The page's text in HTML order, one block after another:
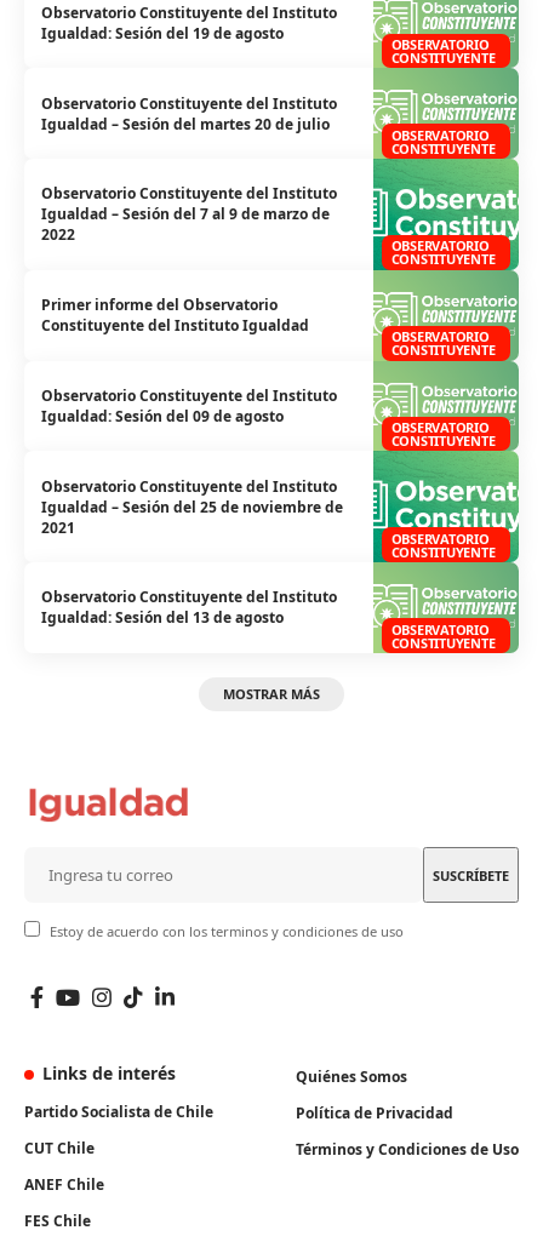
OBSERVATORIO
CONSTITUYENTE
Observatorio Constituyente del Instituto
Igualdad: Sesión del 19 de agosto
OBSERVATORIO
CONSTITUYENTE
Observatorio Constituyente del Instituto
Igualdad – Sesión del martes 20 de julio
OBSERVATORIO
CONSTITUYENTE
Observatorio Constituyente del Instituto
Igualdad – Sesión del 7 al 9 de marzo de
2022
OBSERVATORIO
CONSTITUYENTE
Primer informe del Observatorio
Constituyente del Instituto Igualdad
OBSERVATORIO
CONSTITUYENTE
Observatorio Constituyente del Instituto
Igualdad: Sesión del 09 de agosto
OBSERVATORIO
CONSTITUYENTE
Observatorio Constituyente del Instituto
Igualdad – Sesión del 25 de noviembre de
2021
OBSERVATORIO
CONSTITUYENTE
Observatorio Constituyente del Instituto
Igualdad: Sesión del 13 de agosto
MOSTRAR MÁS
Estoy de acuerdo con los terminos y condiciones de uso
Links de interés
Partido Socialista de Chile
CUT Chile
ANEF Chile
FES Chile
Quiénes Somos
Política de Privacidad
Términos y Condiciones de Uso